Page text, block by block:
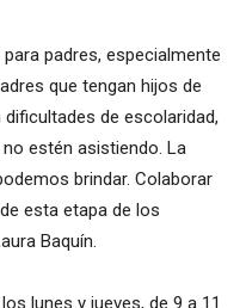
padres, especialmente
que tengan hijos de
de escolaridad,
estén asistiendo. La
brindar. Colaborar
esta etapa de los
Baquín.
lunes y jueves, de 9 a 11